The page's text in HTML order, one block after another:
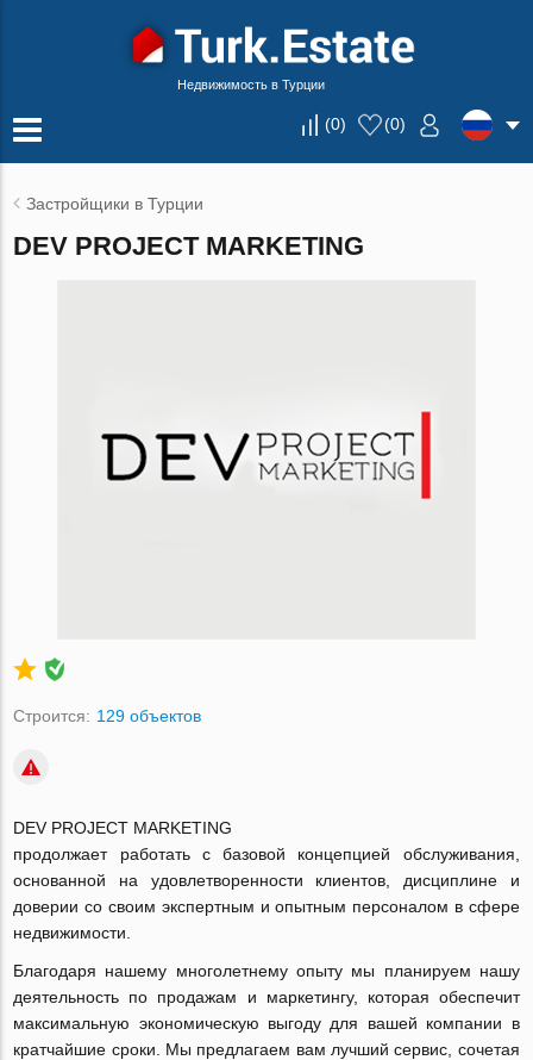
Недвижимость в Турции
(0) (0)
Застройщики в Турции
DEV PROJECT MARKETING
Строится: 129 объектов
DEV PROJECT MARKETING
продолжает работать с базовой концепцией обслуживания,
основанной на удовлетворенности клиентов, дисциплине и
доверии со своим экспертным и опытным персоналом в сфере
недвижимости.
Благодаря нашему многолетнему опыту мы планируем нашу
деятельность по продажам и маркетингу, которая обеспечит
максимальную экономическую выгоду для вашей компании в
кратчайшие сроки. Мы предлагаем вам лучший сервис, сочетая